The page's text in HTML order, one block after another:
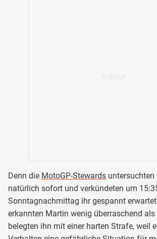
Denn die MotoGP-Stewards
natürlich sofort und verkündeten um
Sonntagnachmittag ihr gespannt
erkannten Martin wenig überraschend
belegten ihn mit einer harten Strafe, weil